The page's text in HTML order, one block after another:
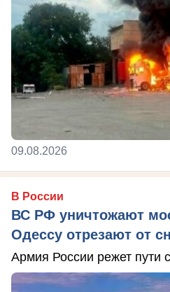
09.08.2026
В России
ВС РФ уничтожают
Одессу отрезают от
Армия России режет пути